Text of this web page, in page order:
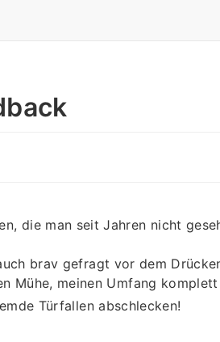
die man seit Jahren nicht
brav gefragt vor dem
Mühe, meinen Umfang
Türfallen abschlecken!